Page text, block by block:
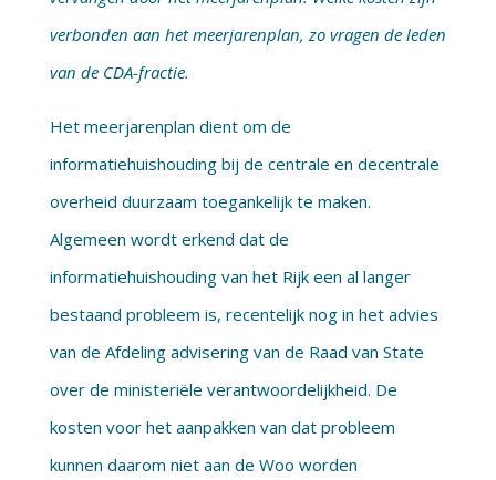
verbonden aan het meerjarenplan, zo vragen de leden
van de CDA-fractie.
Het meerjarenplan dient om de
informatiehuishouding bij de centrale en decentrale
overheid duurzaam toegankelijk te maken.
Algemeen wordt erkend dat de
informatiehuishouding van het Rijk een al langer
bestaand probleem is, recentelijk nog in het advies
van de Afdeling advisering van de Raad van State
over de ministeriële verantwoordelijkheid. De
kosten voor het aanpakken van dat probleem
kunnen daarom niet aan de Woo worden